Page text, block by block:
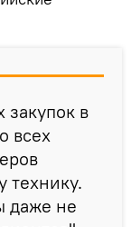
закупок в
всех
технику.
даже не